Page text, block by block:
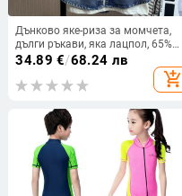
Дънково яке-риза за момчета,
дълги ръкави, яка лацпол, 65%
памук 35% полиестер, пролетен
34.89 €/68.24 лв
add_shopping_cart